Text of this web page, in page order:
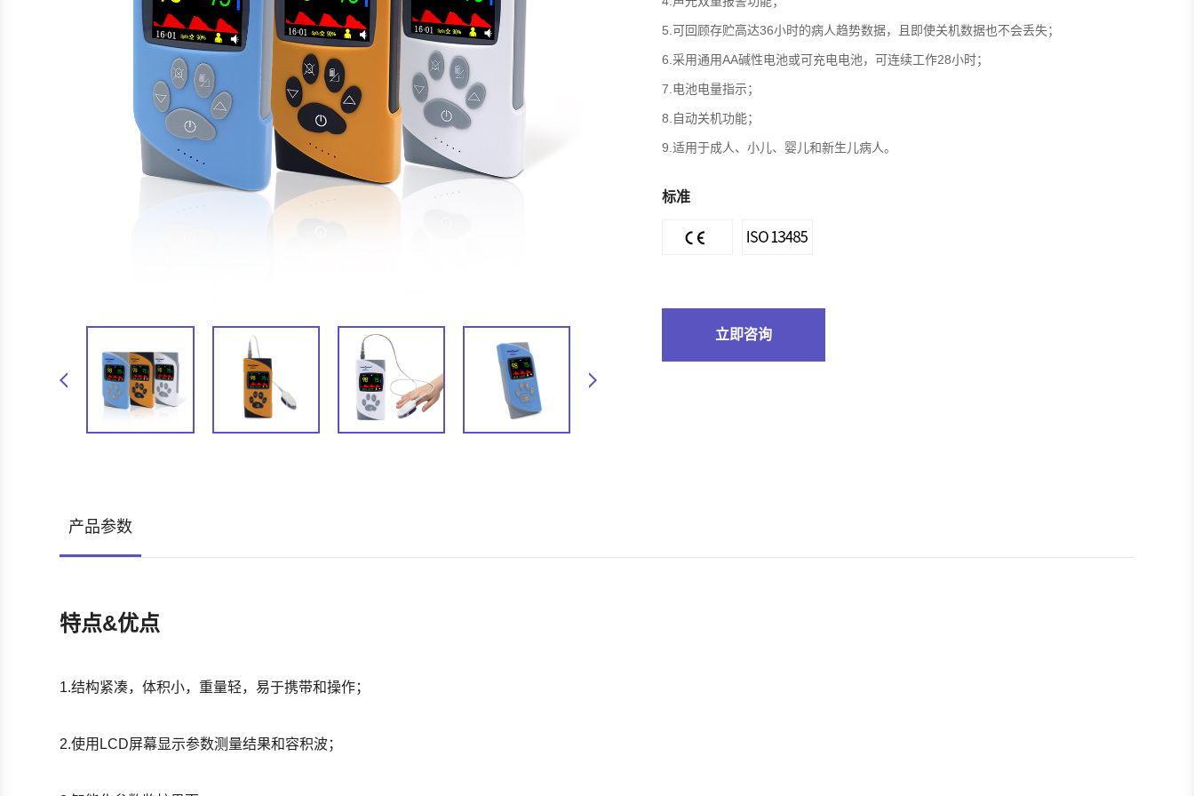
5.可回顾存贮高达36小时的病人趋势数据，且即使关机数据也不会丢失；
6.采用通用AA碱性电池或可充电电池，可连续工作28小时；
7.电池电量指示；
8.自动关机功能；
9.适用于成人、小儿、婴儿和新生儿病人。
标准
立即咨询
产品参数
特点&优点
1.结构紧凑，体积小，重量轻，易于携带和操作；
2.使用LCD屏幕显示参数测量结果和容积波；